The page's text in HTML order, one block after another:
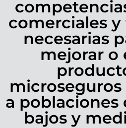
comerciales
necesarias
mejorar o
a poblaciones
bajos y